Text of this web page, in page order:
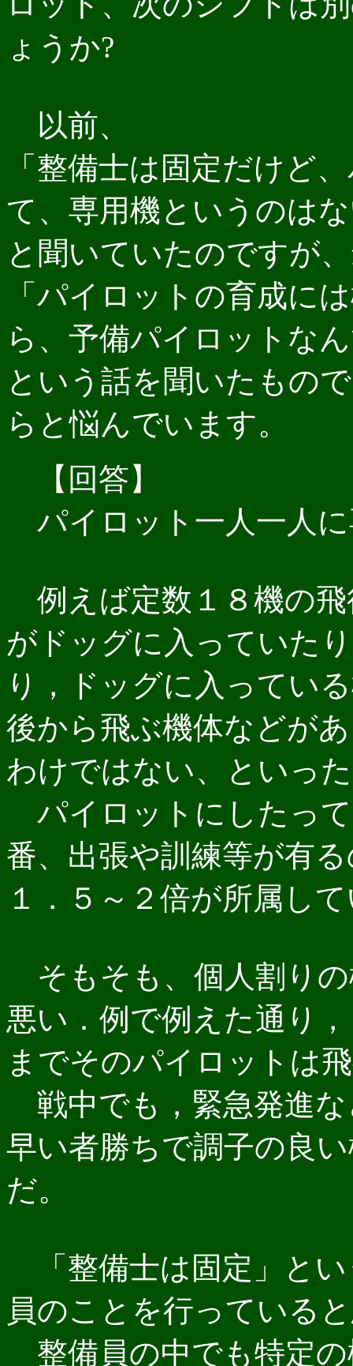
ょうか?
以前、
「整備士は固定だけど
て、専用機というのは
と聞いていたのですが
「パイロットの育成に
ら、予備パイロットな
という話を聞いたもの
らと悩んでいます。
【回答】
パイロット一人一人
例えば定数１８機の
がドッグに入っていた
り，ドッグに入ってい
後から飛ぶ機体などが
わけではない、といっ
パイロットにしたっ
番、出張や訓練等が有
１．５～２倍が所属し
そもそも、個人割り
悪い．例で例えた通り
までそのパイロットは
戦中でも，緊急発進
早い者勝ちで調子の良
だ。
「整備士は固定」と
員のことを行っている
整備員の中でも特定